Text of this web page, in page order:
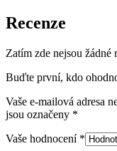
Recenze
Zatím zde nejsou žádné
Buďte první, kdo
Vaše e-mailová adresa
jsou označeny *
Vaše hodnocení *